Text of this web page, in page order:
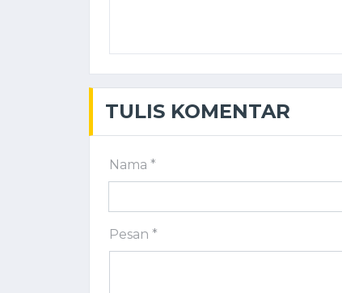
TULIS KOMENTAR
Nama *
Pesan *